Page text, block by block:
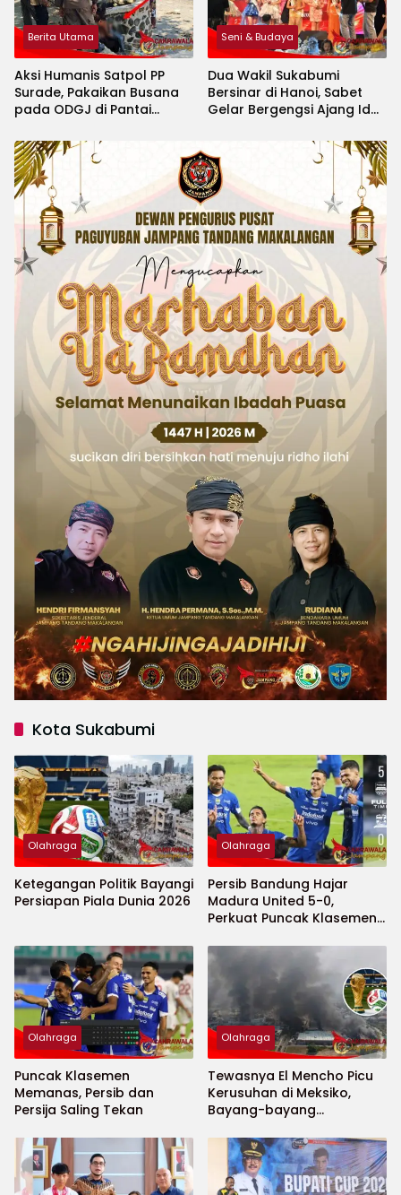
Berita Utama
Aksi Humanis Satpol PP
Surade, Pakaikan Busana
pada ODGJ di Pantai
Seni & Budaya
Dua Wakil Sukabumi
Bersinar di Hanoi, Sabet
Gelar Bergengsi Ajang Idol
Kota Sukabumi
Olahraga
Ketegangan Politik Bayangi
Persiapan Piala Dunia 2026
Olahraga
Persib Bandung Hajar
Madura United 5-0,
Perkuat Puncak Klasemen
Olahraga
Puncak Klasemen
Memanas, Persib dan
Persija Saling Tekan
Olahraga
Tewasnya El Mencho Picu
Kerusuhan di Meksiko,
Bayang-bayang
2026 Menguat